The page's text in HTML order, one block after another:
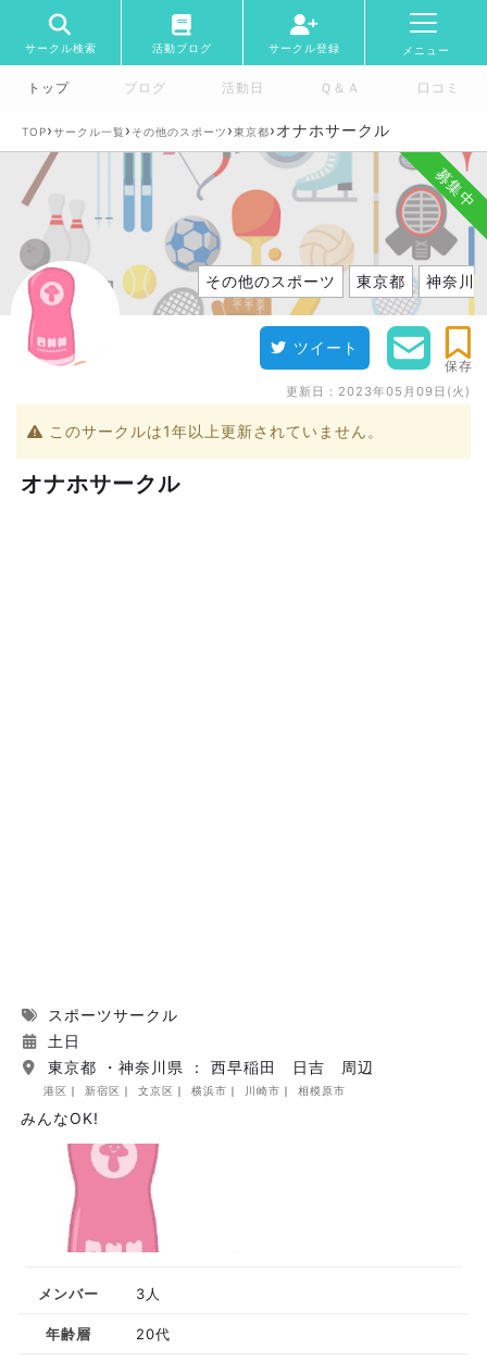
サークル検索 活動ブログ サークル登録 メニュー
トップ ブログ 活動日 Ｑ＆Ａ 口コミ
TOP›サークル一覧 › その他のスポーツ ›東京都›オナホサークル
募集中
その他のスポーツ 東京都 神奈川
ツイート
保存
更新日： 2023年05月09日(火)
このサークルは1年以上更新されていません。
オナホサークル
スポーツサークル
土日
東京都 ・神奈川県 ： 西早稲田 日吉 周辺
港区 新宿区 文京区 横浜市 川崎市 相模原市
みんなOK!
メンバー 3人
年齢層 20代